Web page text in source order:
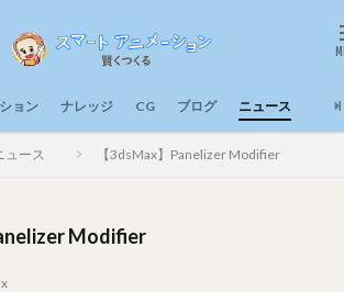
ョン ナレッジ CG ブログ ニュース
ュース 【3dsMax】Panelizer Modifier
Modifier